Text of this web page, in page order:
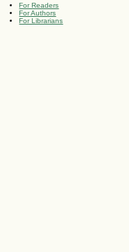
For Readers
For Authors
For Librarians